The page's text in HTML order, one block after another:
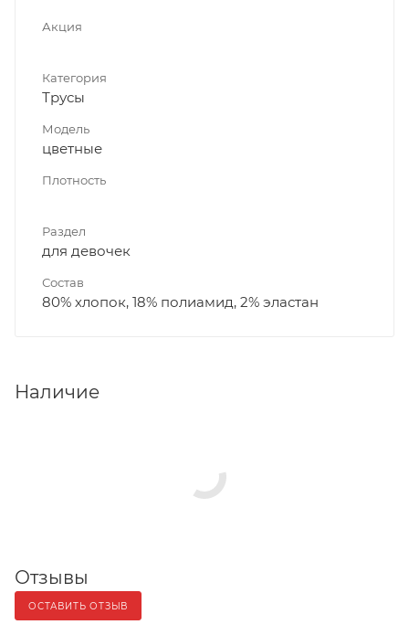
Акция
Категория
Трусы
Модель
цветные
Плотность
Раздел
для девочек
Состав
80% хлопок, 18% полиамид, 2% эластан
Наличие
Отзывы
ОСТАВИТЬ ОТЗЫВ